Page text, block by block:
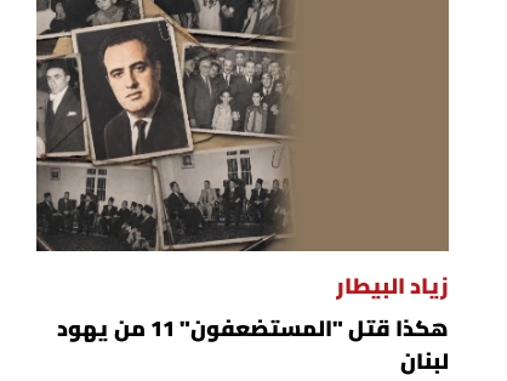
زياد البيطار
هكذا قتل "المستضعفون" 11 من يهود
لبنان